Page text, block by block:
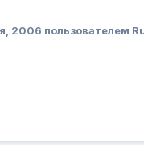
2006 пользователем